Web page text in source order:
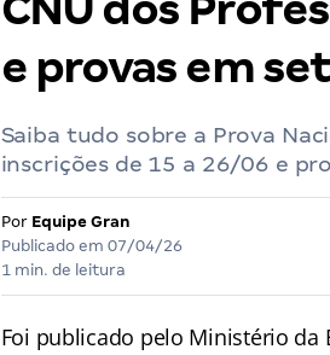
e provas em
Saiba tudo sobre a Prova
inscrições de 15 a 26/06 e
Por Equipe Gran
Publicado em 07/04/26
1 min. de leitura
Foi publicado pelo Ministério da